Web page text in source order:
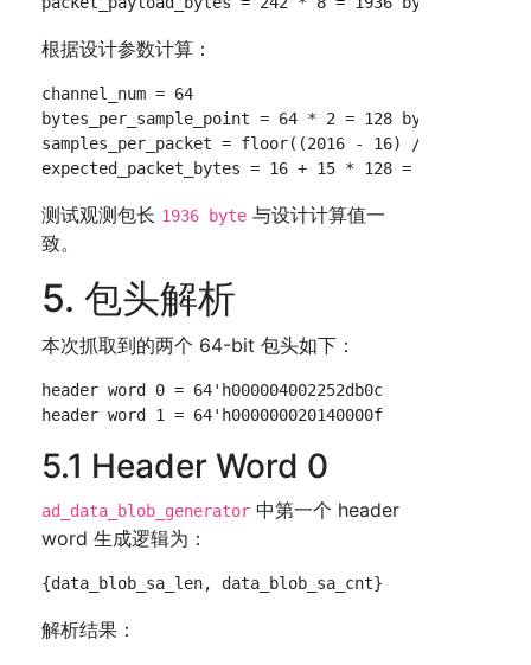
根据设计参数计算：
channel_num = 64
bytes_per_sample_point = 64 * 2 = 128 byte
samples_per_packet = floor((2016 - 16) / 128) = 15
测试观测包长 1936 byte 与设计计算值一
致。
5. 包头解析
本次抓取到的两个 64-bit 包头如下：
header word 0 = 64'h000004002252db0c
5.1 Header Word 0
ad_data_blob_generator 中第一个 header
word 生成逻辑为：
解析结果：